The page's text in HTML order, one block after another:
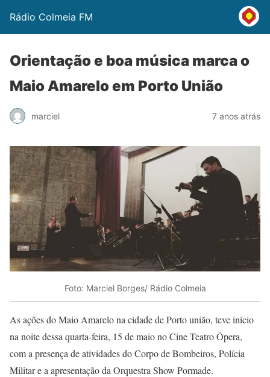
Rádio Colmeia FM
Orientação e boa música marca o
Maio Amarelo em Porto União
marciel 7 anos atrás
Foto: Marciel Borges/ Rádio Colmeia
As ações do Maio Amarelo na cidade de Porto união, teve início
na noite dessa quarta-feira, 15 de maio no Cine Teatro Ópera,
com a presença de atividades do Corpo de Bombeiros, Polícia
Militar e a apresentação da Orquestra Show Pormade.